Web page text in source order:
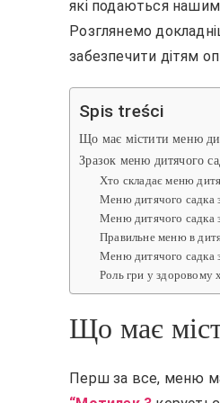
які подаються
Розглянемо
забезпечити дітям
Spis treści
Що має містити меню
Зразок меню дитячого
Хто складає меню
Меню дитячого садка
Меню дитячого садка
Правильне меню в
Меню дитячого садка
Роль гри у здоровому
Що має
Перш за все, меню